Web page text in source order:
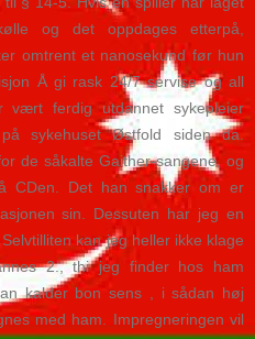
og det oppdages etterpå,
omtrent et nanosekund før hun
Å gi rask 24/7 servise og all
vært ferdig utdannet sykepleier
sykehuset Østfold siden da.
de såkalte Gaither-sangene, og
CDen. Det han snakker om er
sin. Dessuten har jeg en
kan jeg heller ikke klage
2., thi jeg finder hos ham
kalder bon sens , i sådan høj
med ham. Impregneringen vil